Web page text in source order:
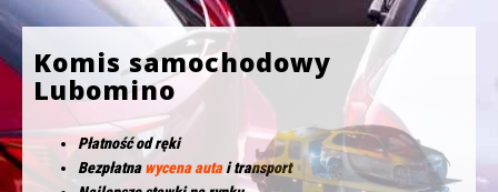
Komis samochodowy
Lubomino
Płatność od ręki
Bezpłatnawycena autai transport